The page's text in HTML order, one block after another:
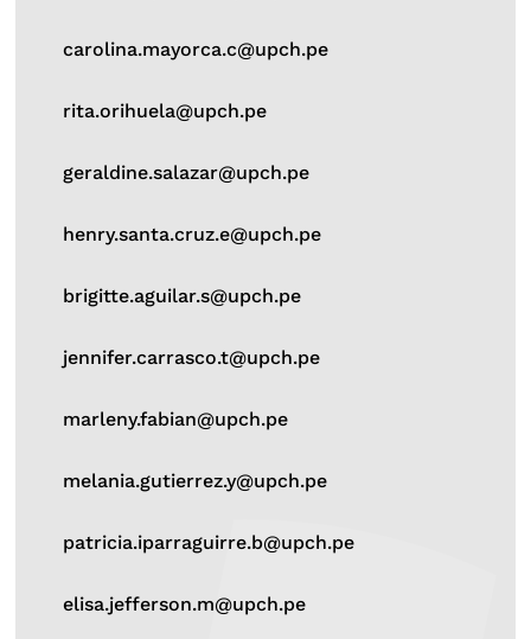
carolina.mayorca.c@upch.pe
rita.orihuela@upch.pe
geraldine.salazar@upch.pe
henry.santa.cruz.e@upch.pe
brigitte.aguilar.s@upch.pe
jennifer.carrasco.t@upch.pe
marleny.fabian@upch.pe
melania.gutierrez.y@upch.pe
patricia.iparraguirre.b@upch.pe
elisa.jefferson.m@upch.pe